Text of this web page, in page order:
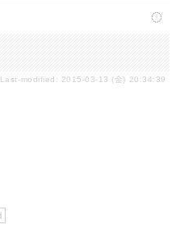
Last-modified: 2015-03-13 (金) 20:34:39